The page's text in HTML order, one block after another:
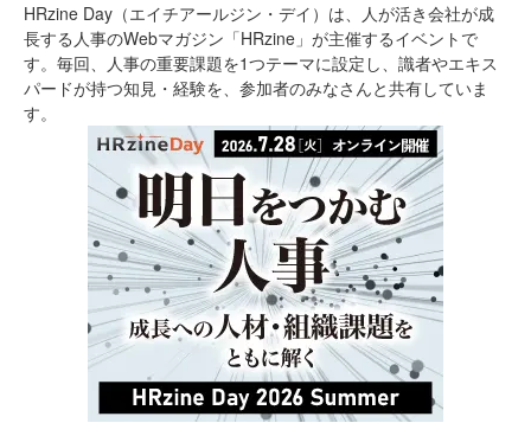
HRzine Day（エイチアールジン・デイ）は、人が活き会社が成
長する人事のWebマガジン「HRzine」が主催するイベントで
す。毎回、人事の重要課題を1つテーマに設定し、識者やエキス
パードが持つ知見・経験を、参加者のみなさんと共有していま
す。